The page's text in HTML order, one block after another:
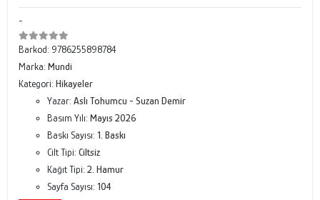
-
Barkod: 9786255898784
Marka: Mundi
Kategori: Hikayeler
Yazar: Aslı Tohumcu - Suzan Demir
Basım Yılı: Mayıs 2026
Baskı Sayısı: 1. Baskı
Cilt Tipi: Ciltsiz
Kağıt Tipi: 2. Hamur
Sayfa Sayısı: 104